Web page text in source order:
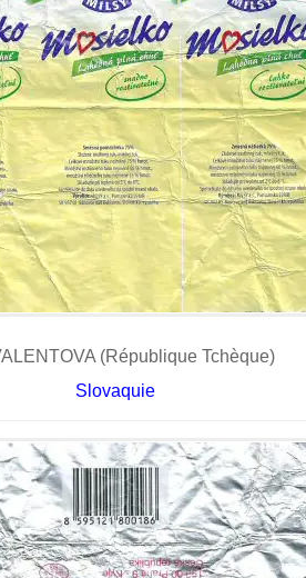
(République Tchèque)
Slovaquie